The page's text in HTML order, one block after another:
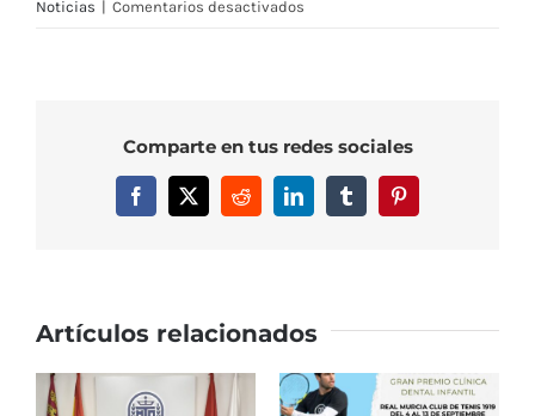
Noticias | Comentarios desactivados
Infantil
de
Diseño
Comparte en tus redes sociales
Facebook
X RedditLinkedInTumblrPinterest
Artículos relacionados